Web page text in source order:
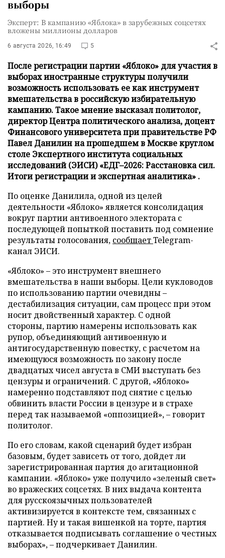
выборы
Эксперт: В кампанию «Яблока» в зарубежных соцсетях
вложены миллионы долларов
6 августа 2026, 16:49 5
После регистрации партии «Яблоко» для участия в
выборах иностранные структуры получили
возможность использовать ее как инструмент
вмешательства в российскую избирательную
кампанию. Такое мнение высказал политолог,
директор Центра политического анализа, доцент
Финансового университета при правительстве РФ
Павел Данилин на прошедшем в Москве круглом
столе Экспертного института социальных
исследований (ЭИСИ) «ЕДГ–2026: Расстановка сил.
Итоги регистрации и экспертная аналитика» .
По оценке Данилила, одной из целей
деятельности «Яблоко» является консолидация
вокруг партии антивоенного электората с
последующей попыткой поставить под сомнение
результаты голосования, сообщаетTelegram-
канал ЭИСИ.
«Яблоко» – это инструмент внешнего
вмешательства в наши выборы. Цели кукловодов
по использованию партии очевидны –
дестабилизация ситуации, сам процесс при этом
носит двойственный характер. С одной
стороны, партию намерены использовать как
рупор, объединяющий антивоенную и
антигосударственную повестку, с расчетом на
имеющуюся возможность по закону после
двадцатых чисел августа в СМИ выступать без
цензуры и ограничений. С другой, «Яблоко»
намеренно подставляют под снятие с целью
обвинить власти России в цензуре и в страхе
перед так называемой «оппозицией», – говорит
политолог.
По его словам, какой сценарий будет избран
базовым, будет зависеть от того, дойдет ли
зарегистрированная партия до агитационной
кампании. «Яблоко» уже получило «зеленый свет»
во вражеских соцсетях. В них выдача контента
для русскоязычных пользователей
активизируется в контексте тем, связанных с
партией. Ну и такая вишенкой на торте, партия
отказывается подписывать соглашение о честных
выборах», – подчеркивает Данилин.